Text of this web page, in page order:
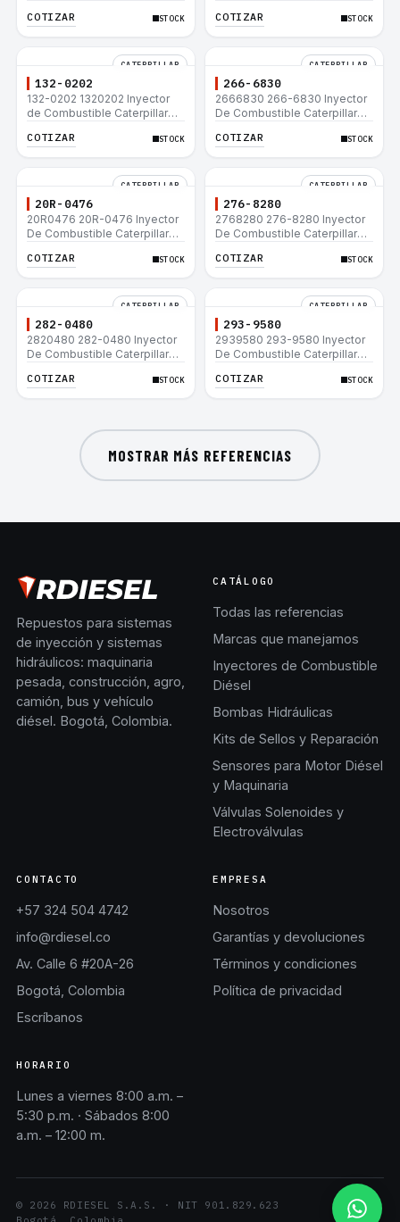
3516C 854G 992G
COTIZAR STOCK
3516C 854G 992G
COTIZAR STOCK
CATERPILLAR
132-0202
132-0202 1320202 Inyector
de Combustible Caterpillar®
3516C 854G 992G
COTIZAR STOCK
CATERPILLAR
266-6830
2666830 266-6830 Inyector
De Combustible Caterpillar®
COTIZAR STOCK
CATERPILLAR
20R-0476
20R0476 20R-0476 Inyector
De Combustible Caterpillar®
COTIZAR STOCK
CATERPILLAR
276-8280
2768280 276-8280 Inyector
De Combustible Caterpillar®
COTIZAR STOCK
CATERPILLAR
282-0480
2820480 282-0480 Inyector
De Combustible Caterpillar®
COTIZAR STOCK
CATERPILLAR
293-9580
2939580 293-9580 Inyector
De Combustible Caterpillar®
COTIZAR STOCK
MOSTRAR MÁS REFERENCIAS
Repuestos para sistemas
de inyección y sistemas
hidráulicos: maquinaria
pesada, construcción, agro,
camión, bus y vehículo
diésel. Bogotá, Colombia.
CATÁLOGO
Todas las referencias
Marcas que manejamos
Inyectores de Combustible
Diésel
Bombas Hidráulicas
Kits de Sellos y Reparación
Sensores para Motor Diésel
y Maquinaria
Válvulas Solenoides y
Electroválvulas
CONTACTO
+57 324 504 4742
info@rdiesel.co
Av. Calle 6 #20A-26
Bogotá, Colombia
Escríbanos
EMPRESA
Nosotros
Garantías y devoluciones
Términos y condiciones
Política de privacidad
HORARIO
Lunes a viernes 8:00 a.m. –
5:30 p.m. · Sábados 8:00
a.m. – 12:00 m.
© 2026 RDIESEL S.A.S. · NIT 901.829.623